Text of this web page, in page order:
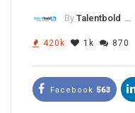
By Talentbold ــ
420k 1k 870
Facebook 563